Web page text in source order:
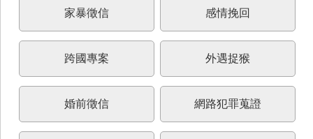
家暴徵信 感情挽回
跨國專案 外遇捉猴
婚前徵信 網路犯罪蒐證